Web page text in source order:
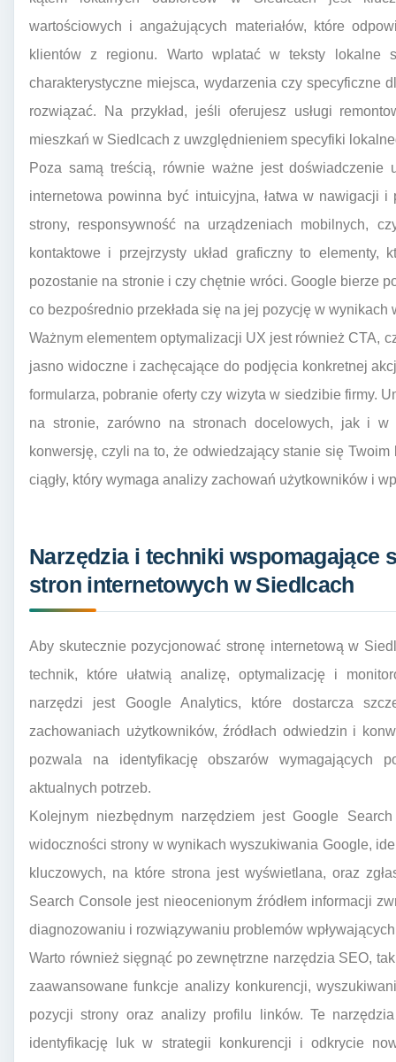
wartościowych i angażujących materiałów, które
klientów z regionu. Warto wplatać w teksty lokalne
charakterystyczne miejsca, wydarzenia czy specyficzne
rozwiązać. Na przykład, jeśli oferujesz usługi
mieszkań w Siedlcach z uwzględnieniem specyfiki
Poza samą treścią, równie ważne jest doświadczenie
internetowa powinna być intuicyjna, łatwa w nawigacji i
strony, responsywność na urządzeniach mobilnych,
kontaktowe i przejrzysty układ graficzny to elementy,
pozostanie na stronie i czy chętnie wróci. Google bierze
co bezpośrednio przekłada się na jej pozycję w wynikach
Ważnym elementem optymalizacji UX jest również CTA,
jasno widoczne i zachęcające do podjęcia konkretnej
formularza, pobranie oferty czy wizyta w siedzibie firmy.
na stronie, zarówno na stronach docelowych, jak i
konwersję, czyli na to, że odwiedzający stanie się
ciągły, który wymaga analizy zachowań użytkowników i
Narzędzia i techniki wspomagające
stron internetowych w Siedlcach
Aby skutecznie pozycjonować stronę internetową w
technik, które ułatwią analizę, optymalizację i
narzędzi jest Google Analytics, które dostarcza
zachowaniach użytkowników, źródłach odwiedzin i
pozwala na identyfikację obszarów wymagających
aktualnych potrzeb.
Kolejnym niezbędnym narzędziem jest Google
widoczności strony w wynikach wyszukiwania Google,
kluczowych, na które strona jest wyświetlana, oraz
Search Console jest nieocenionym źródłem informacji
diagnozowaniu i rozwiązywaniu problemów
Warto również sięgnąć po zewnętrzne narzędzia SEO,
zaawansowane funkcje analizy konkurencji,
pozycji strony oraz analizy profilu linków. Te
identyfikację luk w strategii konkurencji i odkrycie